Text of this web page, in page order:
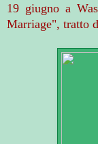
19 giugno a
Marriage", tratto